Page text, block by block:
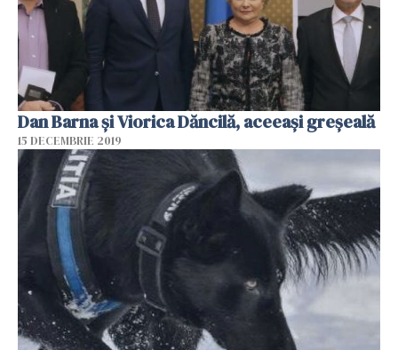
Dan Barna și Viorica Dăncilă, aceeași greșeală
15 DECEMBRIE 2019